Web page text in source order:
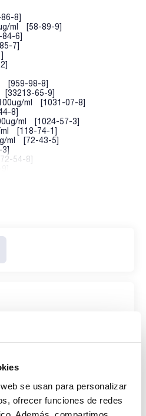
se usan para personalizar
ofrecer funciones de redes
8]
ml [58-89-9]
6]
7]
[959-98-8]
[33213-65-9]
ml [1031-07-8]
8]
ml [1024-57-3]
ml [118-74-1]
ml [72-43-5]
54-8]